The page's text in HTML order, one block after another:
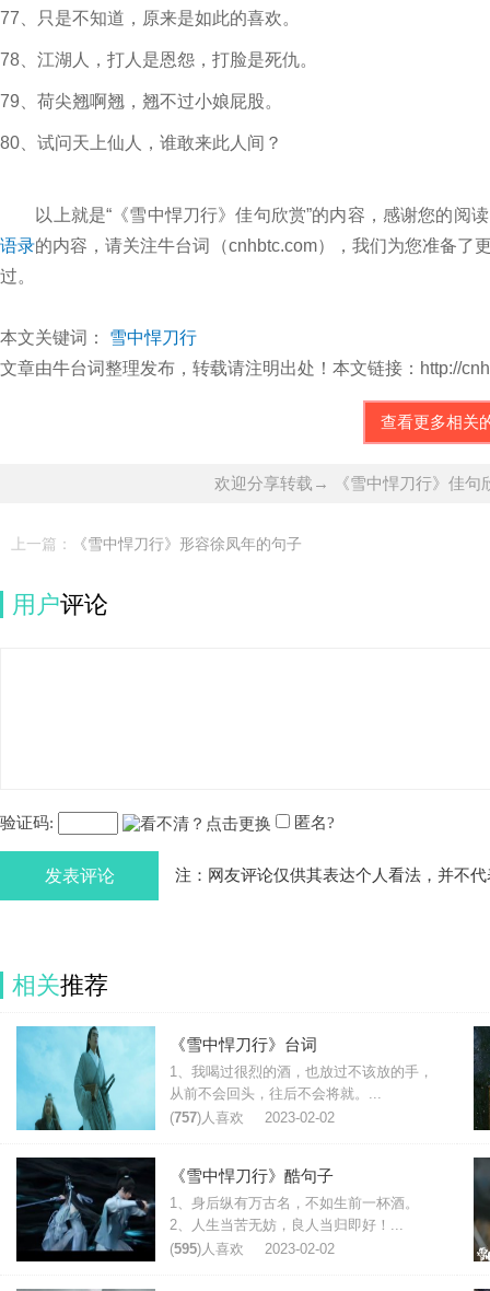
77、只是不知道，原来是如此的喜欢。
78、江湖人，打人是恩怨，打脸是死仇。
79、荷尖翘啊翘，翘不过小娘屁股。
80、试问天上仙人，谁敢来此人间？
以上就是“《雪中悍刀行》佳句欣赏”的内容，感谢您的阅
语录的内容，请关注牛台词（cnhbtc.com），我们为您准备了
过。
本文关键词： 雪中悍刀行
文章由牛台词整理发布，转载请注明出处！本文链接：http://
查看更多相关
欢迎分享转载→ 《雪中悍刀行》佳句
上一篇： 《雪中悍刀行》形容徐凤年的句子
用户评论
验证码: 匿名?
发表评论 注：网友评论仅供其表达个人看法，并不
相关推荐
《雪中悍刀行》台词
1、我喝过很烈的酒，也放过不该放的手，
从前不会回头，往后不会将就。...
(757)人喜欢 2023-02-02
《雪中悍刀行》酷句子
1、身后纵有万古名，不如生前一杯酒。
2、人生当苦无妨，良人当归即好！...
(595)人喜欢 2023-02-02